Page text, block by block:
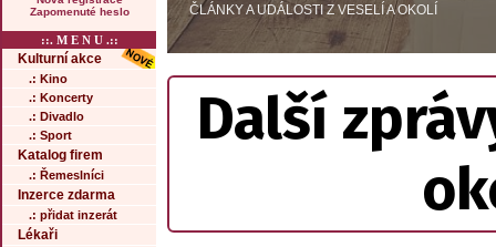
Zapomenuté heslo
::. M E N U .::
Kulturní akce
.: Kino
.: Koncerty
.: Divadlo
.: Sport
Katalog firem
.: Řemeslníci
Inzerce zdarma
.: přidat inzerát
Lékaři
ČLÁNKY A UDÁLOSTI Z VESELÍ A OKOLÍ
Další